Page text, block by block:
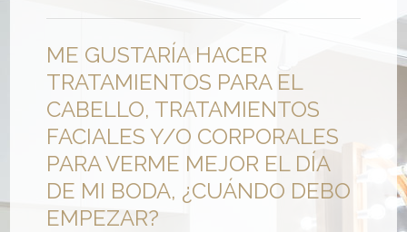
ME GUSTARÍA HACER
TRATAMIENTOS PARA EL
CABELLO, TRATAMIENTOS
FACIALES Y/O CORPORALES
PARA VERME MEJOR EL DÍA
DE MI BODA, ¿CUÁNDO DEBO
EMPEZAR?